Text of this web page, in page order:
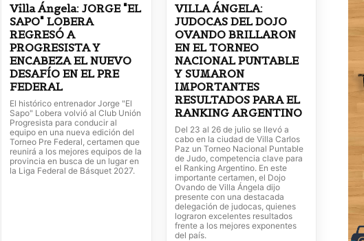
Villa Ángela: JORGE "EL
SAPO" LOBERA
REGRESÓ A
PROGRESISTA Y
ENCABEZA EL NUEVO
DESAFÍO EN EL PRE
FEDERAL
El histórico entrenador Jorge "El
Sapo" Lobera volvió al Club Unión
Progresista para conducir al
equipo en una nueva edición del
Torneo Pre Federal, certamen que
reunirá a los mejores equipos de la
provincia en busca de un lugar en
la Liga Federal de Básquet 2027.
VILLA ÁNGELA:
JUDOCAS DEL DOJO
OVANDO BRILLARON
EN EL TORNEO
NACIONAL PUNTABLE
Y SUMARON
IMPORTANTES
RESULTADOS PARA EL
RANKING ARGENTINO
Del 23 al 26 de julio se llevó a
cabo en la ciudad de Villa Carlos
Paz un Torneo Nacional Puntable
de Judo, competencia clave para
el Ranking Argentino. En este
importante certamen, el Dojo
Ovando de Villa Ángela dijo
presente con una destacada
delegación de judocas, quienes
lograron excelentes resultados
frente a los mejores exponentes
del país.